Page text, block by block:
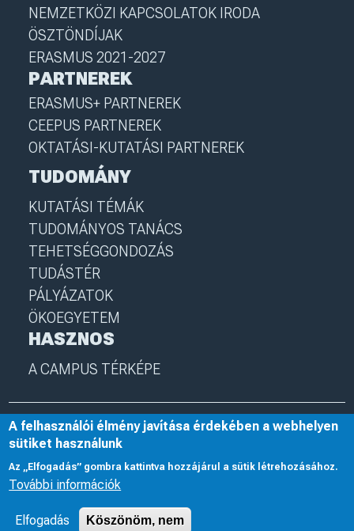
NEMZETKÖZI KAPCSOLATOK IRODA
ÖSZTÖNDÍJAK
ERASMUS 2021-2027
PARTNEREK
ERASMUS+ PARTNEREK
CEEPUS PARTNEREK
OKTATÁSI-KUTATÁSI PARTNEREK
TUDOMÁNY
KUTATÁSI TÉMÁK
TUDOMÁNYOS TANÁCS
TEHETSÉGGONDOZÁS
TUDÁSTÉR
PÁLYÁZATOK
ÖKOEGYETEM
HASZNOS
A CAMPUS TÉRKÉPE
© 2025 Nyíregyházi Egyetem I nye.hu I Minden jog fenntartva
A felhasználói élmény javítása érdekében a webhelyen
sütiket használunk
Az „Elfogadás” gombra kattintva hozzájárul a sütik létrehozásához.
További információk
Elfogadás Köszönöm, nem